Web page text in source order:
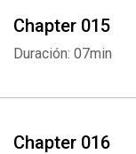
Chapter 015
Duración: 07min
Chapter 016